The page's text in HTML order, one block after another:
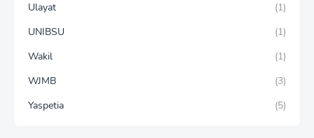
Ulayat
(1)
UNIBSU
(1)
Wakil
(1)
WJMB
(3)
Yaspetia
(5)